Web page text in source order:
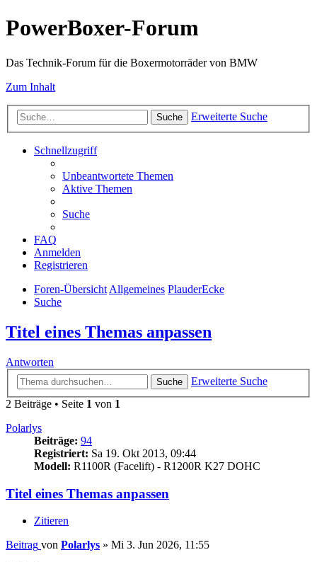
PowerBoxer-Forum
Das Technik-Forum für die Boxermotorräder von BMW
Zum Inhalt
Suche Erweiterte Suche
Schnellzugriff
Unbeantwortete Themen
Aktive Themen
Suche
FAQ
Anmelden
Registrieren
Foren-ÜbersichtAllgemeines PlauderEcke
Suche
Titel eines Themas anpassen
Antworten
Suche
Erweiterte Suche
2 Beiträge • Seite 1 von 1
Polarlys
Beiträge: 94
Registriert: Sa 19. Okt 2013, 09:44
Modell: R1100R (Facelift) - R1200R K27 DOHC
Titel eines Themas anpassen
Zitieren
Beitrag von Polarlys » Mi 3. Jun 2026, 11:55